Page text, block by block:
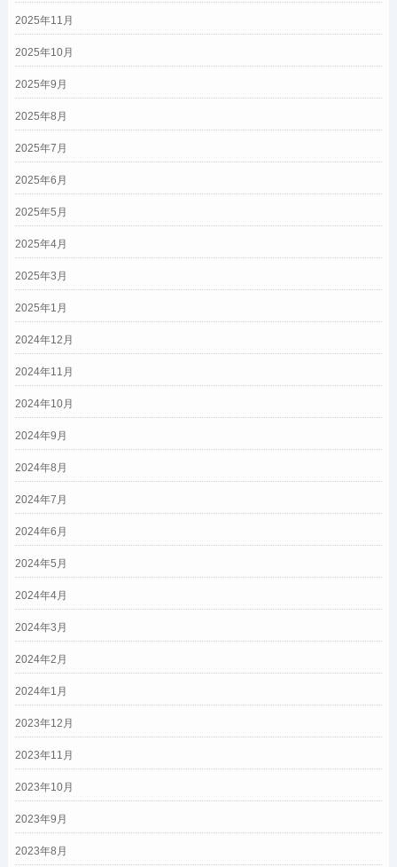
2025年11月
2025年10月
2025年9月
2025年8月
2025年7月
2025年6月
2025年5月
2025年4月
2025年3月
2025年1月
2024年12月
2024年11月
2024年10月
2024年9月
2024年8月
2024年7月
2024年6月
2024年5月
2024年4月
2024年3月
2024年2月
2024年1月
2023年12月
2023年11月
2023年10月
2023年9月
2023年8月